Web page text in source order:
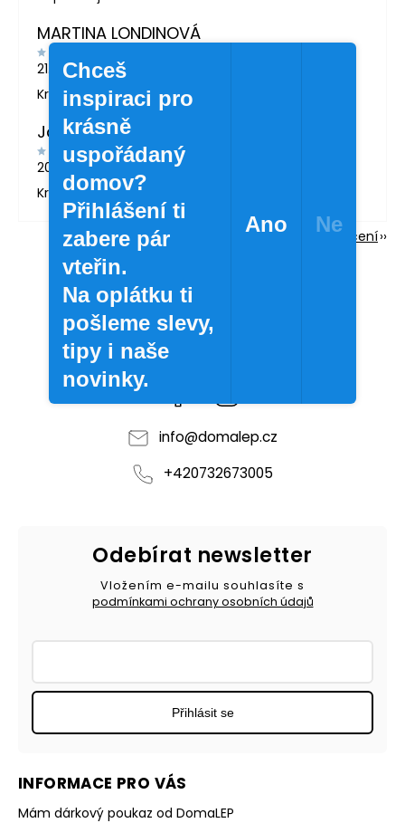
MARTINA LONDINOVÁ
21.5.2026
Krásné zboží
Jana Svatošová
20.4.2026
Krásné lahvičky.
Zobrazit další hodnocení
info@domalep.cz
+420732673005
INFORMACE PRO VÁS
Mám dárkový poukaz od DomaLEP
Odebírat newsletter
Vložením e-mailu souhlasíte s
podmínkami ochrany osobních údajů
Přihlásit se
Chceš
inspiraci pro
krásně
uspořádaný
domov?
Přihlášení ti
zabere pár
vteřin.
Na oplátku ti
pošleme slevy,
tipy i naše
novinky.
Ano Ne